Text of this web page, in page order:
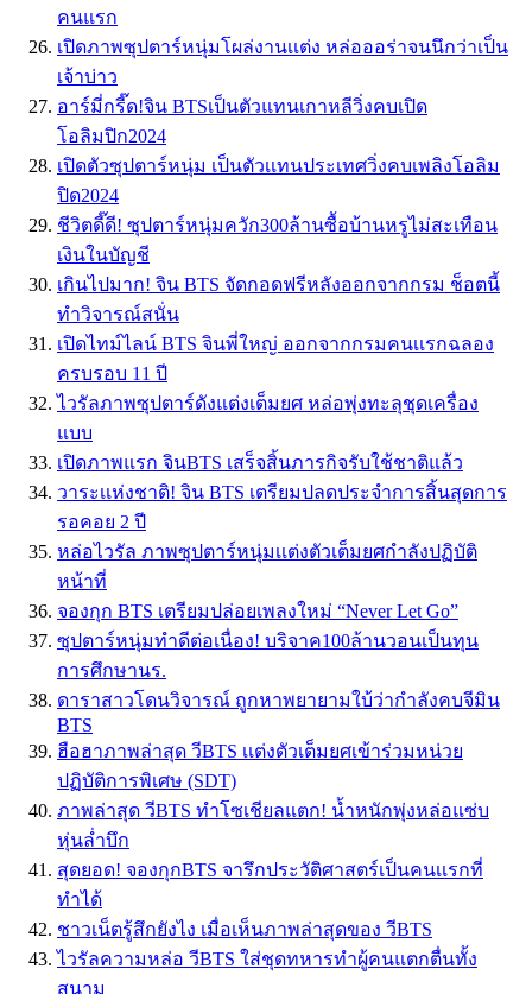
คนแรก
เปิดภาพซุปตาร์หนุ่มโผล่งานเเต่ง หล่อออร่าจนนึกว่าเป็น
เจ้าบ่าว
อาร์มี่กรี๊ด!จิน BTSเป็นตัวแทนเกาหลีวิ่งคบเปิด
โอลิมปิก2024
เปิดตัวซุปตาร์หนุ่ม เป็นตัวเเทนประเทศวิ่งคบเพลิงโอลิม
ปิด2024
ชีวิตดี๊ดี! ซุปตาร์หนุ่มควัก300ล้านซื้อบ้านหรูไม่สะเทือน
เงินในบัญชี
เกินไปมาก! จิน BTS จัดกอดฟรีหลังออกจากกรม ช็อตนี้
ทำวิจารณ์สนั่น
เปิดไทม์ไลน์ BTS จินพี่ใหญ่ ออกจากกรมคนเเรกฉลอง
ครบรอบ 11 ปี
ไวรัลภาพซุปตาร์ดังแต่งเต็มยศ หล่อพุ่งทะลุชุดเครื่อง
แบบ
เปิดภาพแรก จินBTS เสร็จสิ้นภารกิจรับใช้ชาติแล้ว
วาระเเห่งชาติ! จิน BTS เตรียมปลดประจำการสิ้นสุดการ
รอคอย 2 ปี
หล่อไวรัล ภาพซุปตาร์หนุ่มเเต่งตัวเต็มยศกำลังปฏิบัติ
หน้าที่
จองกุก BTS เตรียมปล่อยเพลงใหม่ “Never Let Go”
ซุปตาร์หนุ่มทำดีต่อเนื่อง! บริจาค100ล้านวอนเป็นทุน
การศึกษานร.
ดาราสาวโดนวิจารณ์ ถูกหาพยายามใบ้ว่ากำลังคบจีมิน
BTS
ฮือฮาภาพล่าสุด วีBTS เเต่งตัวเต็มยศเข้าร่วมหน่วย
ปฏิบัติการพิเศษ (SDT)
ภาพล่าสุด วีBTS ทำโซเชียลแตก! น้ำหนักพุ่งหล่อแซ่บ
หุ่นล่ำบึก
สุดยอด! จองกุกBTS จารึกประวัติศาสตร์เป็นคนเเรกที่
ทำได้
ชาวเน็ตรู้สึกยังไง เมื่อเห็นภาพล่าสุดของ วีBTS
ไวรัลความหล่อ วีBTS ใส่ชุดทหารทำผู้คนแตกตื่นทั้ง
สนาม